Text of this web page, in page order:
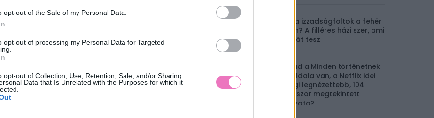
opt-out of the Sale of my Personal Data.
opt-out of processing my Personal Data for Targeted
opt-out of Collection, Use, Retention, Sale, and/or Sharing
Data that Is Unrelated with the Purposes for which it
Az
lett vége a kapcsolatnak
Sárga izzadságfoltok a fehér
pólón? A filléres házi szer, ami
csodát tesz
Mit tud a Minden történetnek
két oldala van, a Netflix idei
eddigi legnézettebb, 104
milliószor megtekintett
sorozata?